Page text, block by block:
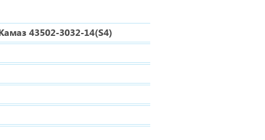
43502-3032-14(S4)